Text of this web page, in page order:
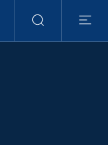
Suche
Menu